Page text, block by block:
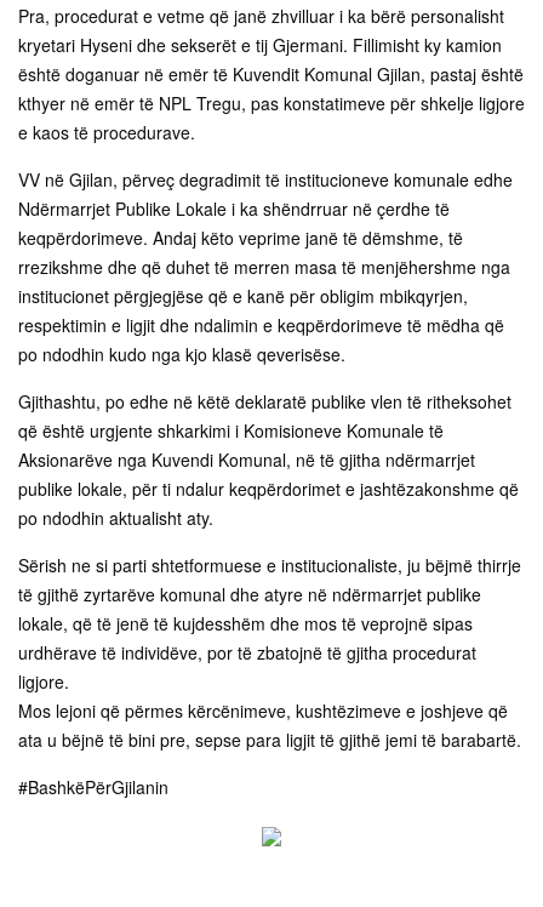
Pra, procedurat e vetme që janë zhvilluar i ka bërë personalisht
kryetari Hyseni dhe sekserët e tij Gjermani. Fillimisht ky kamion
është doganuar në emër të Kuvendit Komunal Gjilan, pastaj është
kthyer në emër të NPL Tregu, pas konstatimeve për shkelje ligjore
e kaos të procedurave.
VV në Gjilan, përveç degradimit të institucioneve komunale edhe
Ndërmarrjet Publike Lokale i ka shëndrruar në çerdhe të
keqpërdorimeve. Andaj këto veprime janë të dëmshme, të
rrezikshme dhe që duhet të merren masa të menjëhershme nga
institucionet përgjegjëse që e kanë për obligim mbikqyrjen,
respektimin e ligjit dhe ndalimin e keqpërdorimeve të mëdha që
po ndodhin kudo nga kjo klasë qeverisëse.
Gjithashtu, po edhe në këtë deklaratë publike vlen të ritheksohet
që është urgjente shkarkimi i Komisioneve Komunale të
Aksionarëve nga Kuvendi Komunal, në të gjitha ndërmarrjet
publike lokale, për ti ndalur keqpërdorimet e jashtëzakonshme që
po ndodhin aktualisht aty.
Sërish ne si parti shtetformuese e institucionaliste, ju bëjmë thirrje
të gjithë zyrtarëve komunal dhe atyre në ndërmarrjet publike
lokale, që të jenë të kujdesshëm dhe mos të veprojnë sipas
urdhërave të individëve, por të zbatojnë të gjitha procedurat
ligjore.
Mos lejoni që përmes kërcënimeve, kushtëzimeve e joshjeve që
ata u bëjnë të bini pre, sepse para ligjit të gjithë jemi të barabartë.
#BashkëPërGjilanin